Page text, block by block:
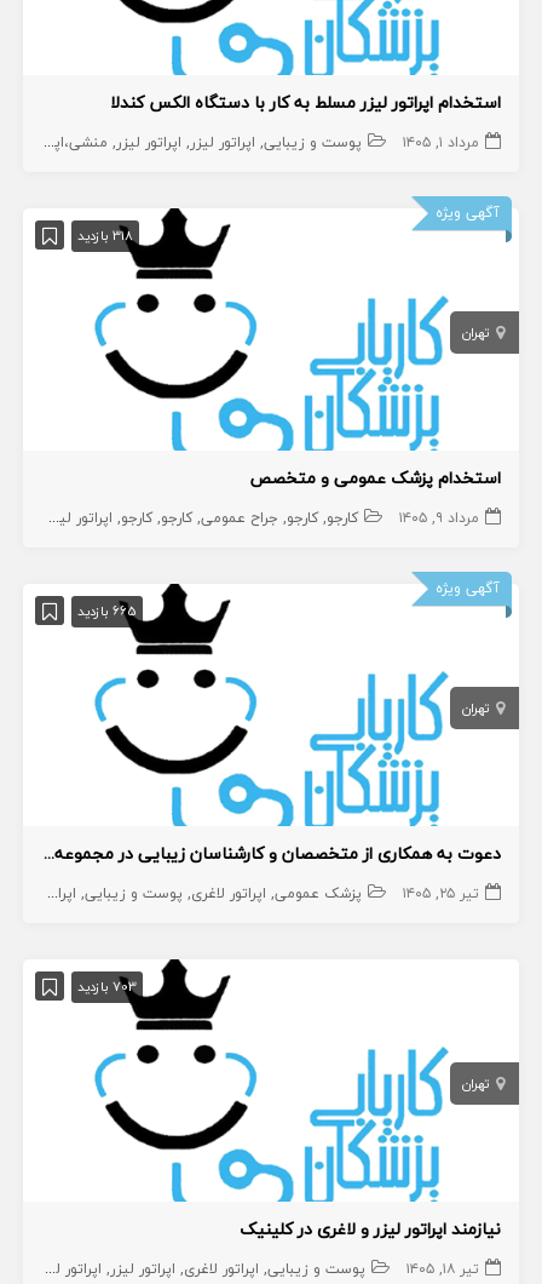
استخدام اپراتور لیزر مسلط به کار با دستگاه الکس کندلا
مرداد ۱, ۱۴۰۵ پوست و زیبایی اپراتور لیزر اپراتور لیزر منشی،اپراتور،دستیار
آگهی ویژه
318 بازدید
تهران
استخدام پزشک عمومی و متخصص
مرداد ۹, ۱۴۰۵ کارجو کارجو جراح عمومی کارجو کارجو اپراتور لیزر
آگهی ویژه
665 بازدید
تهران
دعوت به همکاری از متخصصان و کارشناسان زیبایی در مجموعه زیبایی و سلامت زیبان
تیر ۲۵, ۱۴۰۵ پزشک عمومی اپراتور لاغری پوست و زیبایی اپراتور لیزر
703 بازدید
تهران
نیازمند اپراتور لیزر و لاغری در کلینیک
تیر ۱۸, ۱۴۰۵ پوست و زیبایی اپراتور لاغری اپراتور لیزر اپراتور لیزر